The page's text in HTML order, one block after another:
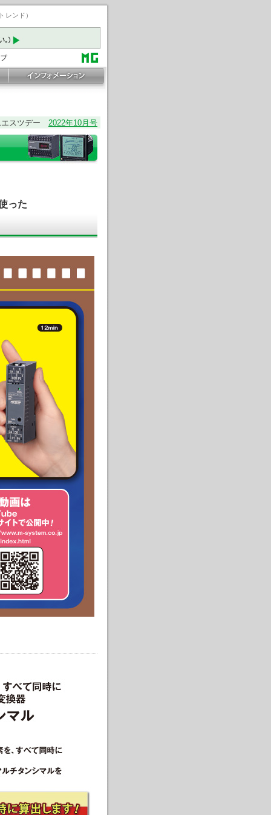
レンド）
エスツデー 2022年10月号
った